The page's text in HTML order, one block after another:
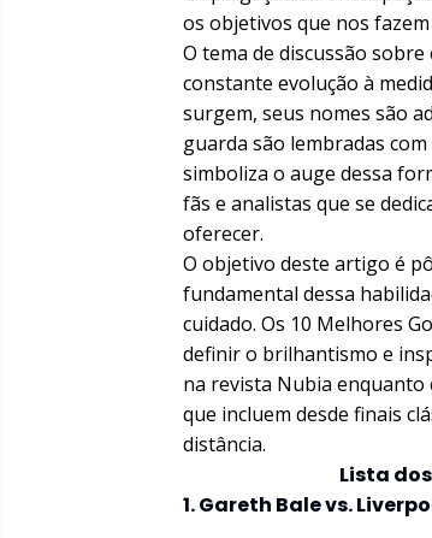
os objetivos que nos
O tema de discussão
constante evolução à
surgem, seus nomes são
guarda são lembradas
simboliza o auge dessa
fãs e analistas que se
oferecer.
O objetivo deste artigo é
fundamental dessa
cuidado. Os 10 Melhores
definir o brilhantismo e
na revista Nubia enquanto
que incluem desde finais
distância.
Lista
1. Gareth Bale vs.